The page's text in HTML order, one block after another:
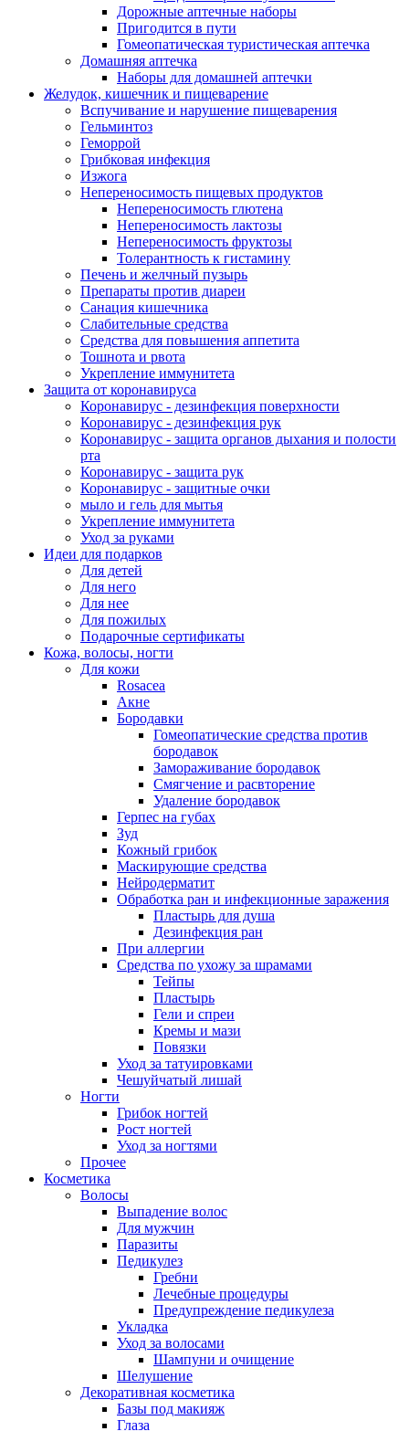
Дорожные аптечные наборы
Пригодится в пути
Гомеопатическая туристическая аптечка
Домашняя аптечка
Наборы для домашней аптечки
Желудок, кишечник и пищеварение
Вспучивание и нарушение пищеварения
Гельминтоз
Геморрой
Грибковая инфекция
Изжога
Непереносимость пищевых продуктов
Непереносимость глютена
Непереносимость лактозы
Непереносимость фруктозы
Толерантность к гистамину
Печень и желчный пузырь
Препараты против диареи
Санация кишечника
Слабительные средства
Средства для повышения аппетита
Тошнота и рвота
Укрепление иммунитета
Защита от коронавируса
Коронавирус - дезинфекция поверхности
Коронавирус - дезинфекция рук
Коронавирус - защита органов дыхания и полости
рта
Коронавирус - защита рук
Коронавирус - защитные очки
мыло и гель для мытья
Укрепление иммунитета
Уход за руками
Идеи для подарков
Для детей
Для него
Для нее
Для пожилых
Подарочные сертификаты
Кожа, волосы, ногти
Для кожи
Rosacea
Акне
Бородавки
Гомеопатические средства против
бородавок
Замораживание бородавок
Смягчение и расвторение
Удаление бородавок
Герпес на губах
Зуд
Кожный грибок
Маскирующие средства
Нейродерматит
Обработка ран и инфекционные заражения
Пластырь для душа
Дезинфекция ран
При аллергии
Средства по ухожу за шрамами
Тейпы
Пластырь
Гели и спреи
Кремы и мази
Повязки
Уход за татуировками
Чешуйчатый лишай
Ногти
Грибок ногтей
Рост ногтей
Уход за ногтями
Прочее
Косметика
Волосы
Выпадение волос
Для мужчин
Паразиты
Педикулез
Гребни
Лечебные процедуры
Предупреждение педикулеза
Укладка
Уход за волосами
Шампуни и очищение
Шелушение
Декоративная косметика
Базы под макияж
Глаза